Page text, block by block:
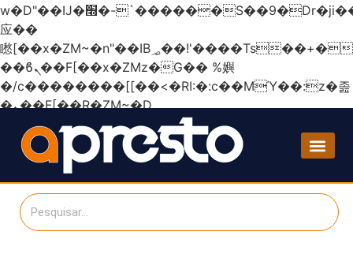
w�D"��IJ�׭�-`������S��9�Dr�ji��EJ߅��gJ�
应��
矁[��x�ZM~�n"��IB؃��!'����Тѕ��+��(m��IK�ʭ�/|
��ϐܢ��F[��x�ZMz�G�� %嬩
�/c��������[[��<�RI:�:c��MΎ��:z�졾
�ܢ��F[��R�ZM~�D